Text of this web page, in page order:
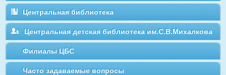
Центральная библиотека
Центральная детская библиотека им.С.В.Михалкова
Филиалы ЦБС
Часто задаваемые вопросы